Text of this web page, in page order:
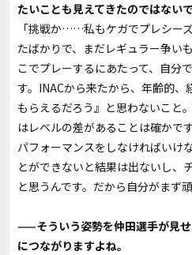
たいことも見えてきたのではない
「挑戦か……私もケガでプレシー
たばかりで、まだレギュラー争い
こでプレーするにあたって、自分
す。INACから来たから、年齢的、
もらえるだろう』と思わないこと
はレベルの差があることは確かで
パフォーマンスをしなければいけ
とができないと結果は出ないし、
と思うんです。だから自分がまず
——そういう姿勢を仲田選手が見
につながりますよね。